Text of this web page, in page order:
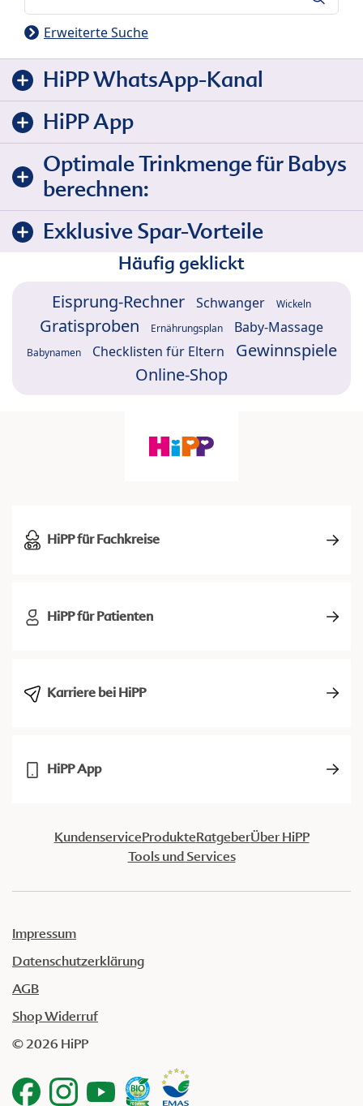
Erweiterte Suche
HiPP WhatsApp-Kanal
HiPP App
Optimale Trinkmenge für Babys
berechnen:
Exklusive Spar-Vorteile
Häufig geklickt
Eisprung-Rechner Schwanger Wickeln
Gratisproben Ernährungsplan Baby-Massage
Babynamen Checklisten für Eltern
Gewinnspiele
Online-Shop
HiPP für Fachkreise
HiPP für Patienten
Karriere bei HiPP
HiPP App
KundenserviceProdukteRatgeberÜber HiPP
Tools und Services
Impressum
Datenschutzerklärung
AGB
Shop Widerruf
© 2026 HiPP